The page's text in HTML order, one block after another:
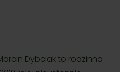
Dybciak to rodzinna